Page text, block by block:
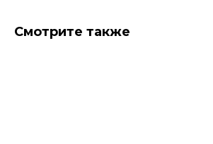
Смотрите также